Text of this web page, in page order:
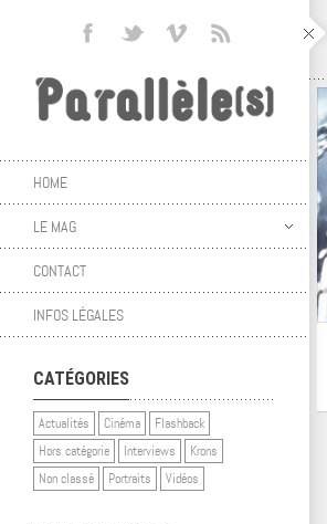
HOME
LE MAG
CONTACT
INFOS LÉGALES
CATÉGORIES
Actualités Cinéma
Flashback
Hors catégorie
Interviews
Krons
Non classé
Portraits Vidéos